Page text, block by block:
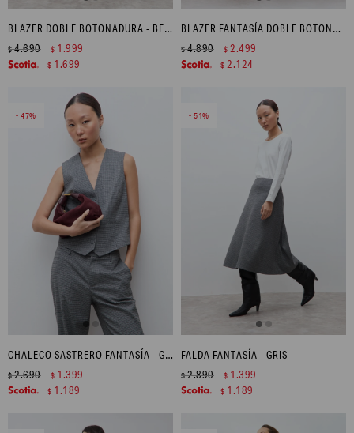
BLAZER DOBLE BOTONADURA - BEIGE MELANGE
$4.690 $ 1.999
$ 1.699
BLAZER FANTASÍA DOBLE BOTONADURA - GRIS
$4.890 $ 2.499
$ 2.124
47
CHALECO SASTRERO FANTASÍA - GRIS
$2.690 $ 1.399
$ 1.189
51
FALDA FANTASÍA - GRIS
$2.890 $ 1.399
$ 1.189